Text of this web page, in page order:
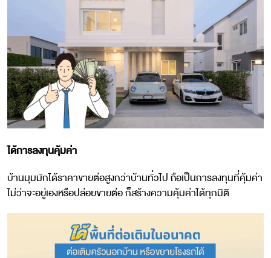
ได้การลงทุนคุ้มค่า
บ้านมุมมักได้ราคาขายต่อสูงกว่าบ้านทั่วไป ถือเป็นการลงทุนที่คุ้มค่า
ไม่ว่าจะอยู่เองหรือปล่อยขายต่อ ก็สร้างความคุ้มค่าได้ทุกมิติ